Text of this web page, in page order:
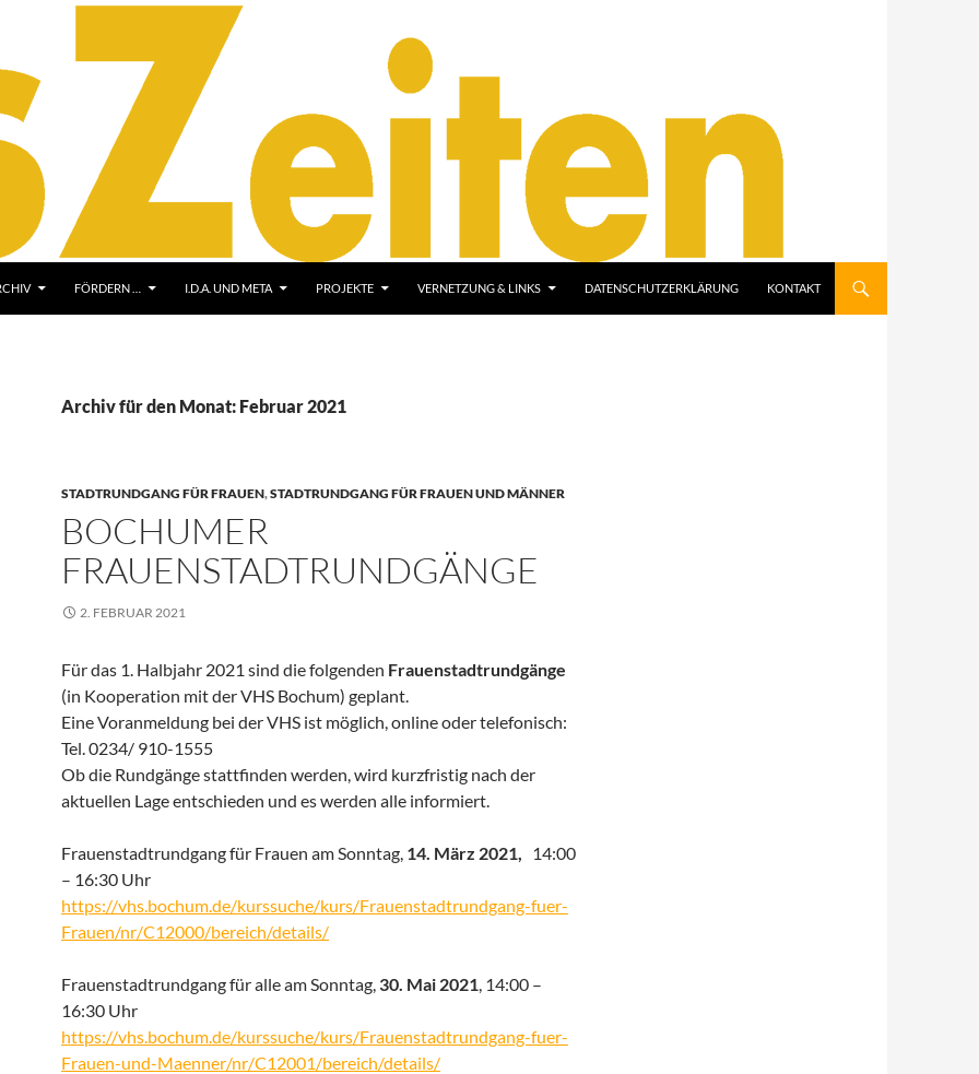
FÖRDERN … I.D.A. UND META PROJEKTE VERNETZUNG & LINKS DATENSCHUTZERKLÄRUNG KONTAKT
Archiv für den Monat: Februar 2021
STADTRUNDGANG FÜR FRAUEN,STADTRUNDGANG FÜR FRAUEN UND MÄNNER
BOCHUMER
FRAUENSTADTRUNDGÄNGE
2. FEBRUAR 2021
Für das 1. Halbjahr 2021 sind die folgenden Frauenstadtrundgänge
(in Kooperation mit der VHS Bochum) geplant.
Eine Voranmeldung bei der VHS ist möglich, online oder telefonisch:
Tel. 0234/ 910-1555
Ob die Rundgänge stattfinden werden, wird kurzfristig nach der
aktuellen Lage entschieden und es werden alle informiert.
Frauenstadtrundgang für Frauen am Sonntag, 14. März 2021, 14:00
– 16:30 Uhr
https://vhs.bochum.de/kurssuche/kurs/Frauenstadtrundgang-fuer-
Frauen/nr/C12000/bereich/details/
Frauenstadtrundgang für alle am Sonntag, 30. Mai 2021, 14:00 –
16:30 Uhr
https://vhs.bochum.de/kurssuche/kurs/Frauenstadtrundgang-fuer-
Frauen-und-Maenner/nr/C12001/bereich/details/